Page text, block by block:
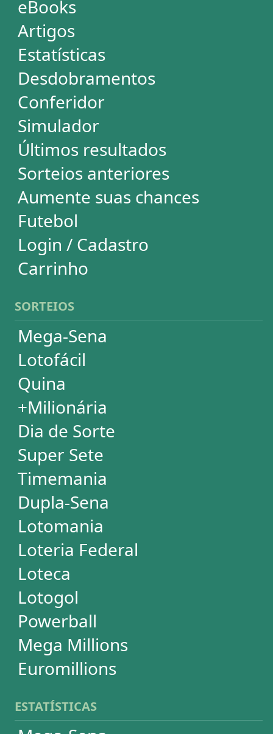
Login / Cadastro
Carrinho
SORTEIOS
Mega-Sena
Lotofácil
Quina
+Milionária
Dia de Sorte
Super Sete
Timemania
Dupla-Sena
Lotomania
Loteca
Lotogol
Powerball
Mega Millions
Euromillions
ESTATÍSTICAS
Mega-Sena
Lotofácil
Quina
+Milionária
Dia de Sorte
Super Sete
Timemania
Dupla-Sena
Lotomania
Powerball
Mega Millions
DESDOBRAMENTOS